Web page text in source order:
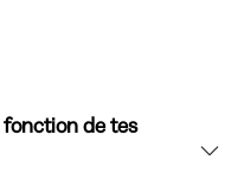
de tes